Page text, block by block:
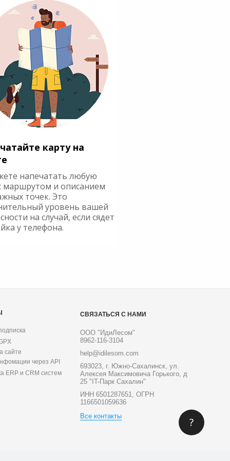
карту на
напечатать любую
маршрутом и описанием
точек. Это
уровень вашей
на случай, если сядет
у телефона.
сайте
через API
ERP и CRM систем
СВЯЗАТЬСЯ С НАМИ
ООО "ИдиЛесом"
8962-116-3104
help@idilesom.com
693023, г. Южно-Сахалинск, ул.
Алексея Максимовича Горького, д
25 "IT-Парк Сахалин"
ИНН 6501287651, ОГРН
1166501059636
Все контакты
?